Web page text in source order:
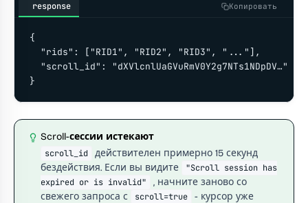
response Копировать
{
  "rids": ["RID1", "RID2", "RID3", "..."],
  "scroll_id": "dXVlcnlUaGVuRmV0Y2g7NTs1NDpDV…"
}
Scroll-сессии истекают
scroll_id
действителен примерно 15 секунд
бездействия. Если вы видите
"Scroll session has
expired or is invalid"
, начните заново со
свежего запроса с
scroll=true
- курсор уже